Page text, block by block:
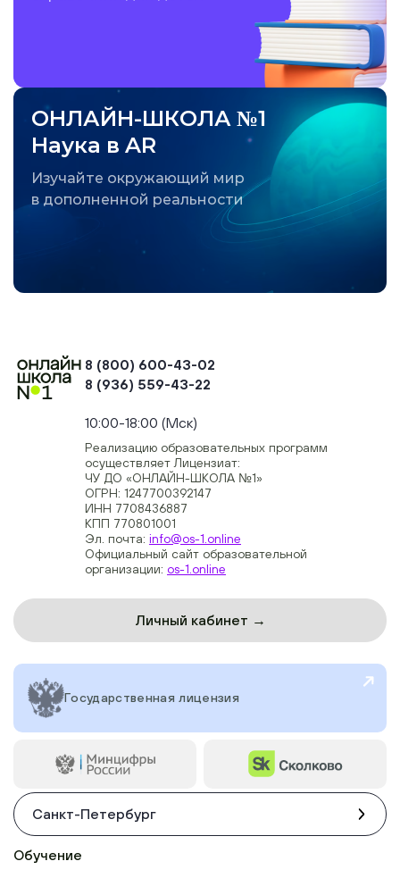
ОНЛАЙН-ШКОЛА №1
Наука в AR
Изучайте окружающий мир
в дополненной реальности
8 (800) 600-43-02
8 (936) 559-43-22
10:00-18:00 (Мск)
Реализацию образовательных программ
осуществляет Лицензиат:
ЧУ ДО «ОНЛАЙН-ШКОЛА №1»
ОГРН: 1247700392147
ИНН 7708436887
КПП 770801001
Эл. почта: info@os-1.online
Официальный сайт образовательной
организации: os-1.online
Личный кабинет →
Государственная лицензия
Санкт-Петербург
Обучение